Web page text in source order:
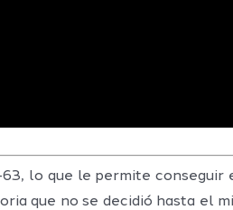
lo que le permite conseguir
que no se decidió hasta el